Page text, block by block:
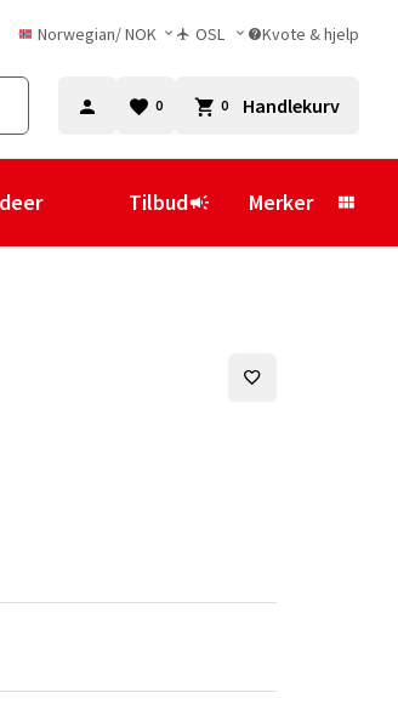
Norwegian/NOK OSL Kvote & hjelp
0 0 Handlekurv
Tilbud Merker